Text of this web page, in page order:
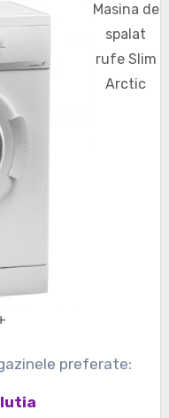
Masina de
spalat
rufe Slim
Arctic
preferate: